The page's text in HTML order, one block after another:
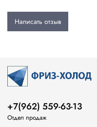
Написать отзыв
+7(962) 559-63-13
Отдел продаж